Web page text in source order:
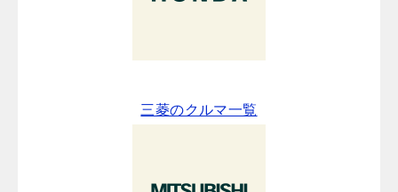
三菱のクルマ一覧